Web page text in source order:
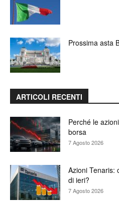
Prossima asta
ARTICOLI RECENTI
Perché le
borsa
7 Agosto 2026
Azioni Tenaris:
di ieri?
7 Agosto 2026